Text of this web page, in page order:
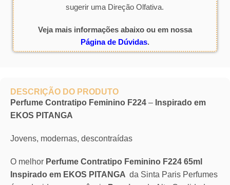
sugerir uma Direção Olfativa.
Veja mais informações abaixo ou em nossa
Página de Dúvidas.
DESCRIÇÃO DO PRODUTO
Perfume Contratipo Feminino F224 – Inspirado em
EKOS PITANGA
Jovens, modernas, descontraídas
O melhor Perfume Contratipo Feminino F224 65ml
Inspirado em EKOS PITANGA da Sinta Paris Perfumes